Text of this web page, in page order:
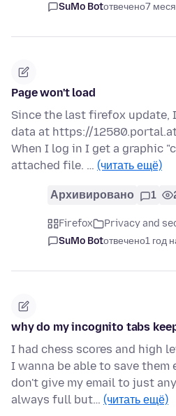
SuMo Botотвечено7
Page won't load
Since the last firefox update,
data at https://
When I log in I get a graphic
attached file. … (читать ещё)
Архивировано 1
Firefox Privacy and
SuMo Botотвечено1 год
why do my incognito tabs
I had chess scores and high
I wanna be able to save them
don't give my email to just
always full but… (читать ещё)